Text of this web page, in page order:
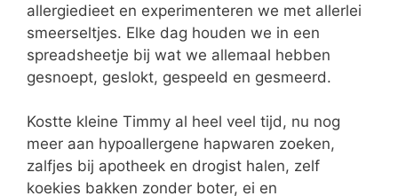
allergiedieet en experimenteren we met allerlei
smeerseltjes. Elke dag houden we in een
spreadsheetje bij wat we allemaal hebben
gesnoept, geslokt, gespeeld en gesmeerd.
Kostte kleine Timmy al heel veel tijd, nu nog
meer aan hypoallergene hapwaren zoeken,
zalfjes bij apotheek en drogist halen, zelf
koekies bakken zonder boter, ei en